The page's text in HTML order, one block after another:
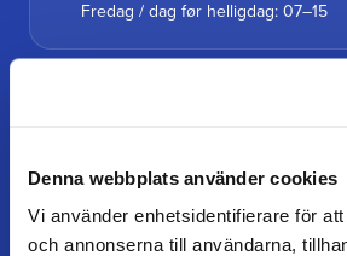
Denna webbplats använder cookies
Vi använder enhetsidentifierare för
och annonserna till användarna,
Fredag / dag før helligdag: 07–15